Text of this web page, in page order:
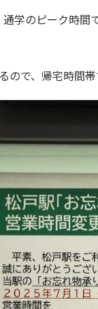
学のピーク時間
ので、帰宅時間